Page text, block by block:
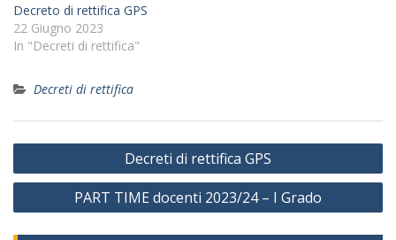
Decreto di rettifica GPS
22 Giugno 2023
In "Decreti di rettifica"
Decreti di rettifica
Navigazione
articoli
Decreti di rettifica GPS
PART TIME docenti 2023/24 – I Grado